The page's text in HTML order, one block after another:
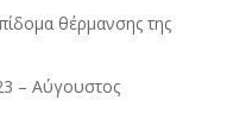
θέρμανσης της
– Αύγουστος